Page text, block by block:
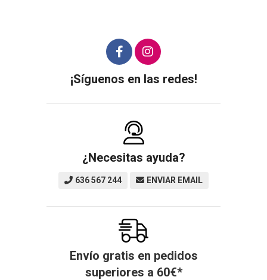
¡Síguenos en las redes!
¿Necesitas ayuda?
636 567 244 ENVIAR EMAIL
Envío gratis en pedidos
superiores a 60€*